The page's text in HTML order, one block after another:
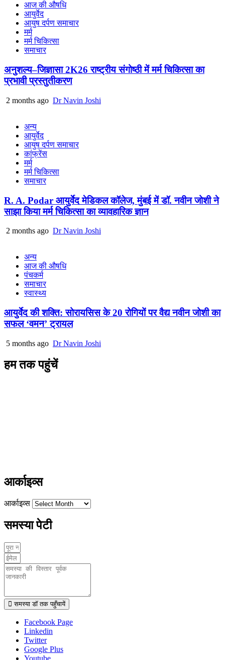
आज की औषधि
आयुर्वेद
आयुष दर्पण समाचार
मर्म
मर्म चिकित्सा
समाचार
अनुशल्य–जिज्ञासा 2K26 राष्ट्रीय संगोष्ठी में मर्म चिकित्सा का
प्रभावी प्रस्तुतीकरण
2 months ago Dr Navin Joshi
अन्य
आयुर्वेद
आयुष दर्पण समाचार
कांफ्रेंस
मर्म
मर्म चिकित्सा
समाचार
R. A. Podar आयुर्वेद मेडिकल कॉलेज, मुंबई में डॉ. नवीन जोशी ने
साझा किया मर्म चिकित्सा का व्यावहारिक ज्ञान
2 months ago Dr Navin Joshi
अन्य
आज की औषधि
पंचकर्म
समाचार
स्वास्थ्य
आयुर्वेद की शक्ति: सोरायसिस के 20 रोगियों पर वैद्य नवीन जोशी का
सफल ‘वमन’ ट्रायल
5 months ago Dr Navin Joshi
हम तक पहुंचें
आर्काइव्स
आर्काइव्स
समस्या पेटी
समस्या डॉ तक पहुँचायें
Facebook Page
Linkedin
Twitter
Google Plus